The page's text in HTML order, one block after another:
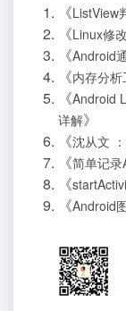
《ListView
《Linux修
《Android
《内存分
《Android
详解》
《沈从文
《简单记
《
《Android